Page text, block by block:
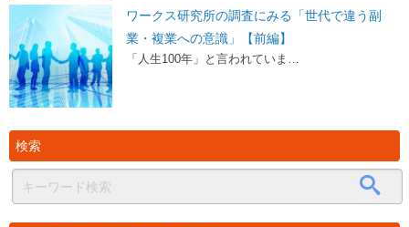
ワークス研究所の調査にみる「世代で違う副
業・複業への意識」【前編】
「人生100年」と言われていま…
検索